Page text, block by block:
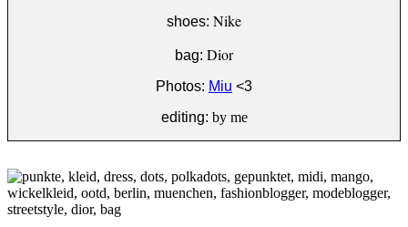
shoes: Nike
bag: Dior
Photos: Miu <3
editing: by me